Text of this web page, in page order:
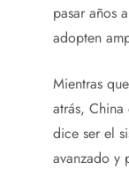
pasar años
adopten
Mientras
atrás,
dice ser el
avanzado y